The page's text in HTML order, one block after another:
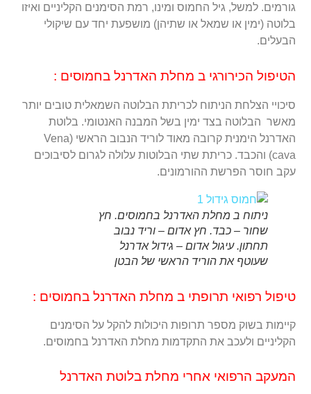
גורמים. למשל, גיל החמוס ומינו, רמת הסימנים הקליניים ואיזו
בלוטה (ימין או שמאל או שתיהן) מושפעת יחד עם שיקולי
הבעלים.
הטיפול הכירורגי ב מחלת האדרנל בחמוסים :
סיכויי הצלחת הניתוח לכריתת הבלוטה השמאלית טובים יותר
מאשר הבלוטה בצד ימין בשל המבנה האנטומי. בלוטת
האדרנל הימנית קרובה מאוד לוריד הנבוב הראשי (Vena
cava) והכבד. כריתת שתי הבלוטות עלולה לגרום לסיבוכים
עקב חוסר הפרשת ההורמונים.
ניתוח ב מחלת האדרנל בחמוסים. חץ
שחור – כבד. חץ אדום – וריד נבוב
תחתון. עיגול אדום – גידול אדרנל
שעוטף את הוריד הראשי של הבטן
טיפול רפואי תרופתי ב מחלת האדרנל בחמוסים :
קיימות בשוק מספר תרופות היכולות להקל על הסימנים
הקליניים ולעכב את התקדמות מחלת האדרנל בחמוסים.
המעקב הרפואי אחרי מחלת בלוטת האדרנל